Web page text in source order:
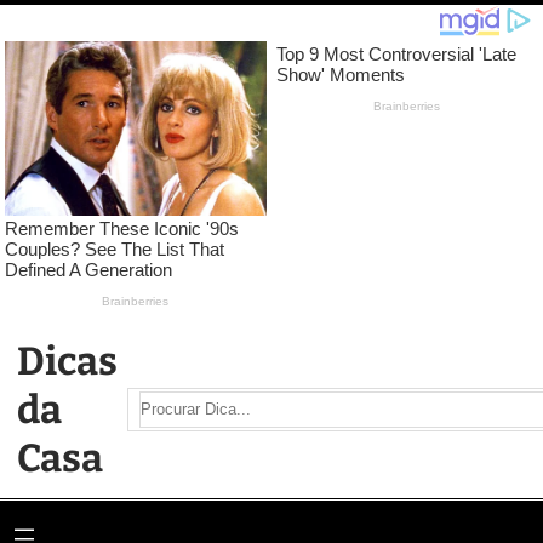
para
o
conteúdo
Dicas
da
Casa
Search